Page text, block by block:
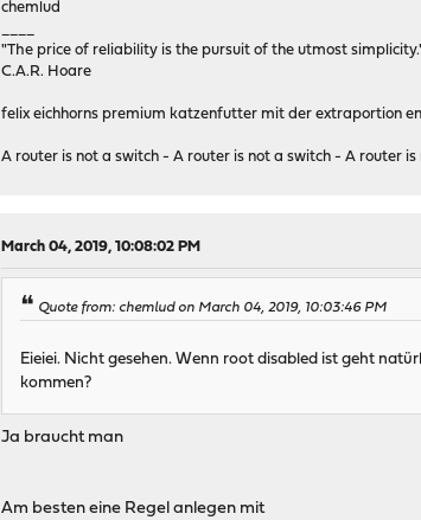
chemlud
"The price of reliability is the pursuit of the utmost
C.A.R. Hoare
felix eichhorns premium katzenfutter mit der extraportion
A router is not a switch - A router is not a switch - A router is
March 04, 2019, 10:08:02 PM
Quote from: chemlud on March 04, 2019, 10:03:46 PM
Eieiei. Nicht gesehen. Wenn root disabled ist geht
kommen?
Ja braucht man
Am besten eine Regel anlegen mit